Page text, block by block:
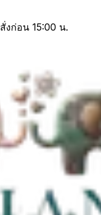
สั่งก่อน 15:00 น.